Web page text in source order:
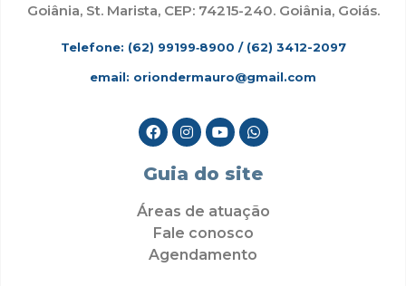
Goiânia, St. Marista, CEP: 74215-240. Goiânia, Goiás.
Telefone: (62) 99199‑8900 / (62) 3412-2097
email: oriondermauro@gmail.com
Guia do site
Áreas de atuação
Fale conosco
Agendamento